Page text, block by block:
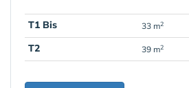
T1 Bis 33 m2
T2
39 m2